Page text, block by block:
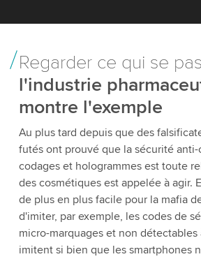
Regarder ce qui se
l'industrie
montre l'exemple
Au plus tard depuis que des
futés ont prouvé que la sécurité
codages et hologrammes est toute
des cosmétiques est appelée à agir.
de plus en plus facile pour la mafia
d'imiter, par exemple, les codes de
micro-marquages et non
imitent si bien que les smartphones